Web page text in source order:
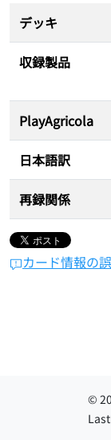
デッキ
収録製品
PlayAgricola
日本語訳
再録関係
カード情報の
©